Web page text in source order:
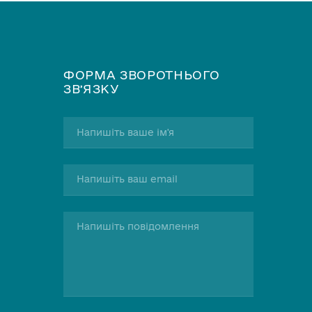
ФОРМА ЗВОРОТНЬОГО
ЗВʼЯЗКУ